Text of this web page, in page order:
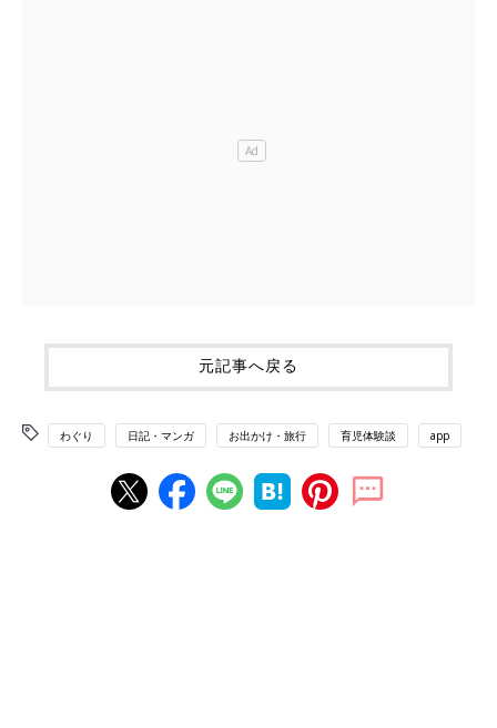
元記事へ戻る
わぐり 日記・マンガ お出かけ・旅行 育児体験談 app